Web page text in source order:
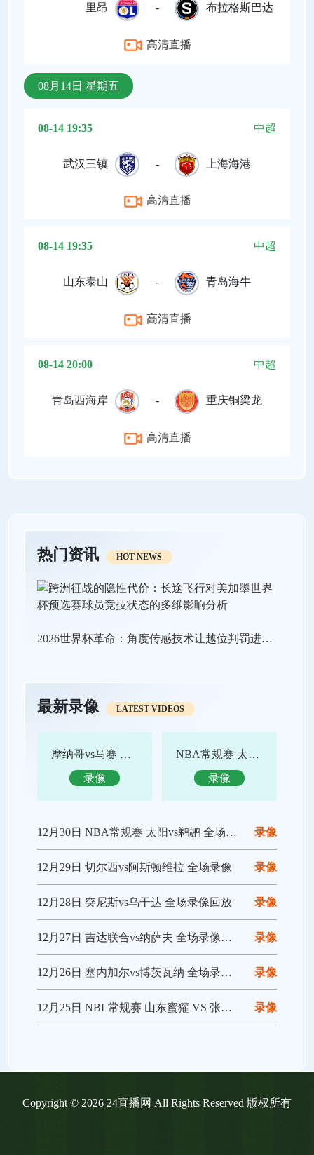
里昂 - 布拉格斯巴达
高清直播
08月14日 星期五
08-14 19:35 中超
武汉三镇 - 上海海港
高清直播
08-14 19:35 中超
山东泰山 - 青岛海牛
高清直播
08-14 20:00 中超
青岛西海岸 - 重庆铜梁龙
高清直播
热门资讯 HOT NEWS
2026世界杯革命：角度传感技术让越位判罚进入“毫米级时代”
最新录像 LATEST VIDEOS
摩纳哥vs马赛 全场录像回放
录像
NBA常规赛 太阳vs鹈鹕 全场集锦
录像
录像
12月30日 NBA常规赛 太阳vs鹈鹕 全场录像回放
录像
12月29日 切尔西vs阿斯顿维拉 全场录像
录像
12月28日 突尼斯vs乌干达 全场录像回放
录像
12月27日 吉达联合vs纳萨夫 全场录像回放
录像
12月26日 塞内加尔vs博茨瓦纳 全场录像回放
录像
12月25日 NBL常规赛 山东蜜獾 VS 张家口体文旅 全场录像
Copyright © 2026 24直播网 All Rights Reserved 版权所有